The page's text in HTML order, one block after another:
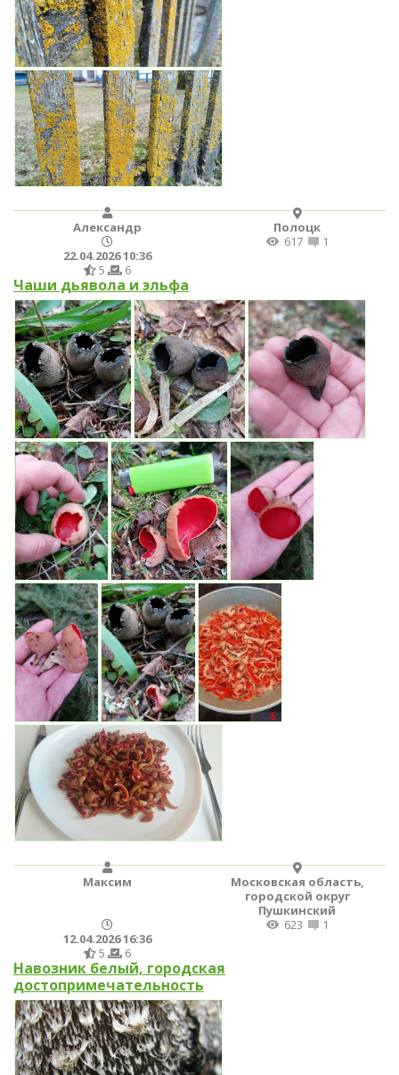
Александр
Полоцк
22.04.2026 10:36
617
1
5
6
Чаши дьявола и эльфа
Максим
Московская область,
городской округ
Пушкинский
12.04.2026 16:36
623
1
5
6
Навозник белый, городская
достопримечательность